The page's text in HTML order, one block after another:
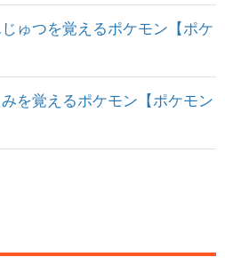
ゅつを覚えるポケモン【ポケ
を覚えるポケモン【ポケモン